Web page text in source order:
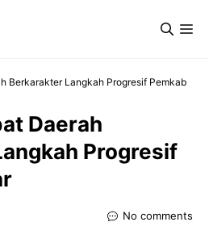
Berkarakter Langkah Progresif Pemkab
Daerah
Progresif
No comments